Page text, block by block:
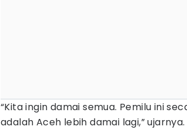
“Kita ingin damai semua. Pemilu ini
adalah Aceh lebih damai lagi,” ujarnya.